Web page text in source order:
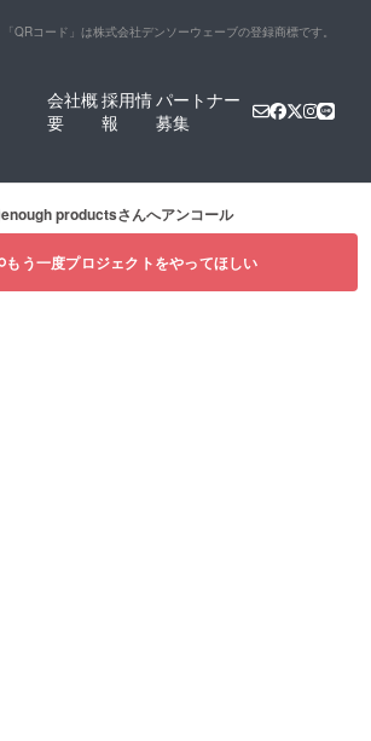
「QRコード」は株式会社デンソーウェーブの登録商標です。
会社概
要
採用情
報
パートナー
募集
enough productsさんへアンコール
もう一度プロジェクトをやってほしい